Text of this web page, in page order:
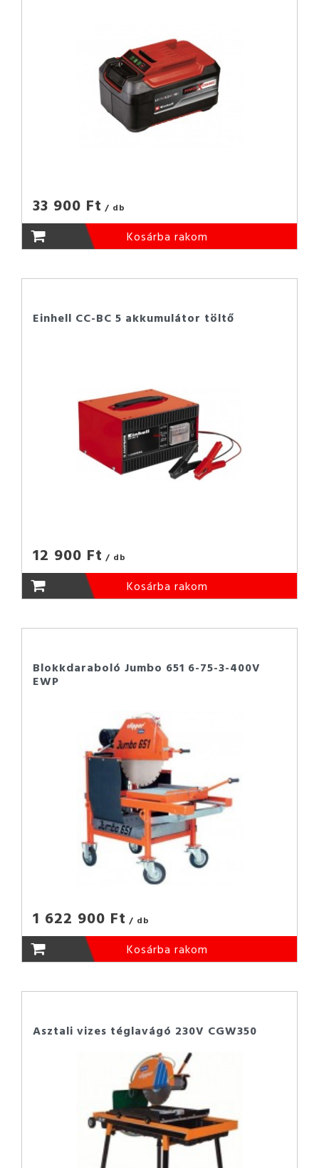
33 900 Ft / db
Kosárba rakom
Einhell CC-BC 5 akkumulátor töltő
12 900 Ft / db
Kosárba rakom
Blokkdaraboló Jumbo 651 6-75-3-400V
EWP
1 622 900 Ft / db
Kosárba rakom
Asztali vizes téglavágó 230V CGW350